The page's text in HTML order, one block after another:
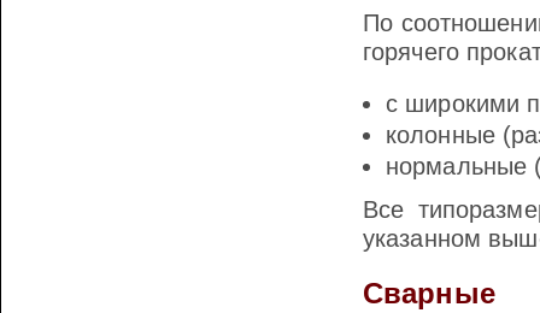
По
горячего
с широкими
колонные
нормальные
Все
указанном
Сварные